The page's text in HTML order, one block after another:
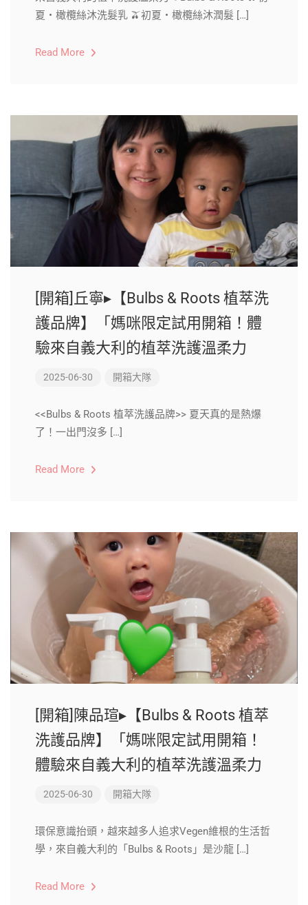
夏・橄欖絲沐洗髮乳 🫒初夏・橄欖絲沐潤髮 […]
Read More
[開箱]丘寧▸【Bulbs & Roots 植萃洗
護品牌】「媽咪限定試用開箱！體
驗來自義大利的植萃洗護溫柔力
2025-06-30 開箱大隊
<<Bulbs & Roots 植萃洗護品牌>> 夏天真的是熱爆
了！一出門沒多 […]
Read More
[開箱]陳品瑄▸【Bulbs & Roots 植萃
洗護品牌】「媽咪限定試用開箱！
體驗來自義大利的植萃洗護溫柔力
2025-06-30 開箱大隊
環保意識抬頭，越來越多人追求Vegen維根的生活哲
學，來自義大利的「Bulbs & Roots」是沙龍 […]
Read More